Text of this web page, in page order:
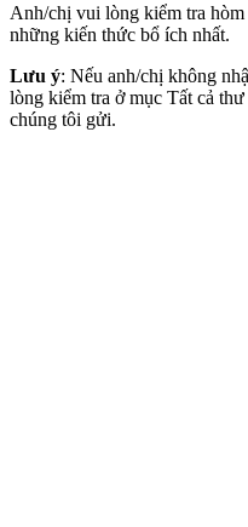
Anh/chị vui lòng kiểm tra
những kiến thức bổ ích nhất.
Lưu ý: Nếu anh/chị không
lòng kiểm tra ở mục Tất cả
chúng tôi gửi.